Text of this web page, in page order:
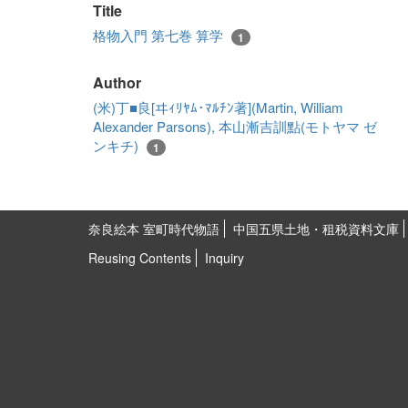
Title
格物入門 第七巻 算学 1
Author
(米)丁■良[ヰｨﾘﾔﾑ･ﾏﾙﾁﾝ著](Martin, William
Alexander Parsons), 本山漸吉訓點(モトヤマ ゼ
ンキチ)
1
奈良絵本 室町時代物語 中国五県土地・租税資料文庫
Reusing Contents
Inquiry